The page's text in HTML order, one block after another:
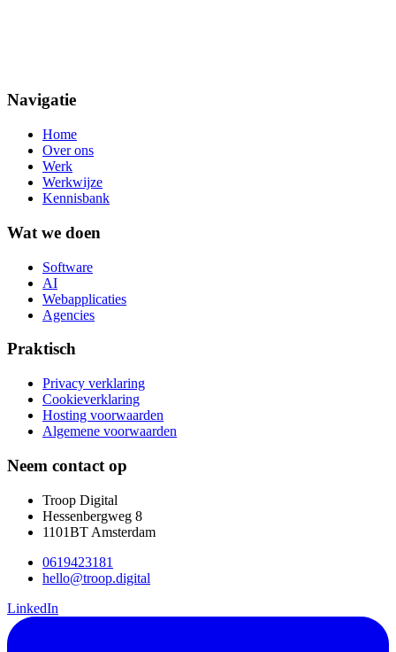
Navigatie
Home
Over ons
Werk
Werkwijze
Kennisbank
Wat we doen
Software
AI
Webapplicaties
Agencies
Praktisch
Privacy verklaring
Cookieverklaring
Hosting voorwaarden
Algemene voorwaarden
Neem contact op
Troop Digital
Hessenbergweg 8
1101BT Amsterdam
0619423181
hello@troop.digital
LinkedIn